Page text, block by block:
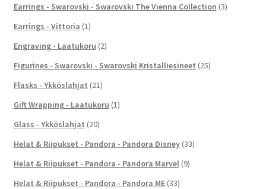
Earrings - Swarovski - Swarovski The Vienna Collection (3)
Earrings - Vittoria (1)
Engraving - Laatukoru (2)
Figurines - Swarovski - Swarovski Kristalliesineet (25)
Flasks - Ykköslahjat (21)
Gift Wrapping - Laatukoru (1)
Glass - Ykköslahjat (20)
Helat & Riipukset - Pandora - Pandora Disney (33)
Helat & Riipukset - Pandora - Pandora Marvel (9)
Helat & Riipukset - Pandora - Pandora ME (33)